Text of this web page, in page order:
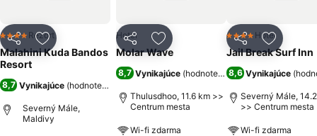
ZdieľaťPridať do obľúbených
4 Počet hviezdičiek
Rezort
Malahini Kuda Bandos
Resort
8,7 Vynikajúce (hodnotenia: 5 965
Severný Mále,
Maldivy
ZdieľaťPridať do obľúbených
Hotel
Molar Wave
8,7 Vynikajúce (hodnotenia: 106)
Thulusdhoo, 11.6 km >>
Centrum mesta
Wi-fi zdarma
ZdieľaťPridať
4 Počet hviezdičiek
Hotel
Jail Break Surf Inn
8,6 Vynikajúce (
Severný Mále,
>> Centrum mesta
Wi-fi zdarma